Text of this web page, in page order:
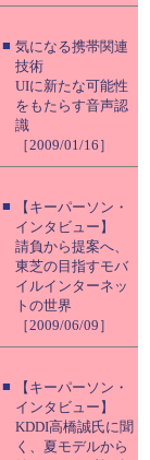
■ 気になる携帯関連
技術
UIに新たな可能性
をもたらす音声認
識
［2009/01/16］
■
【キーパーソン・
インタビュー】
請負から提案へ、
東芝の目指すモバ
イルインターネッ
トの世界
［2009/06/09］
■
【キーパーソン・
インタビュー】
KDDI高橋誠氏に聞
く、夏モデルから